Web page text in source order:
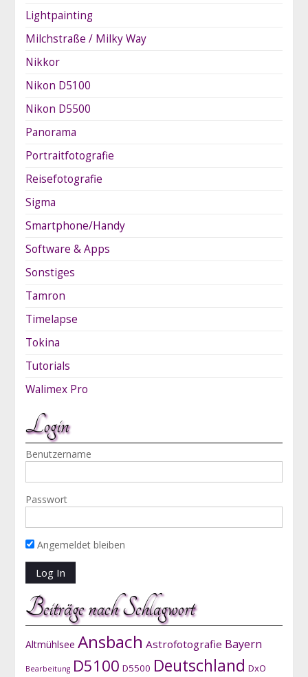
Lightpainting
Milchstraße / Milky Way
Nikkor
Nikon D5100
Nikon D5500
Panorama
Portraitfotografie
Reisefotografie
Sigma
Smartphone/Handy
Software & Apps
Sonstiges
Tamron
Timelapse
Tokina
Tutorials
Walimex Pro
Login
Benutzername
Passwort
Angemeldet bleiben
Beiträge nach Schlagwort
Altmühlsee Ansbach Astrofotografie Bayern
Bearbeitung D5100 D5500 Deutschland DxO